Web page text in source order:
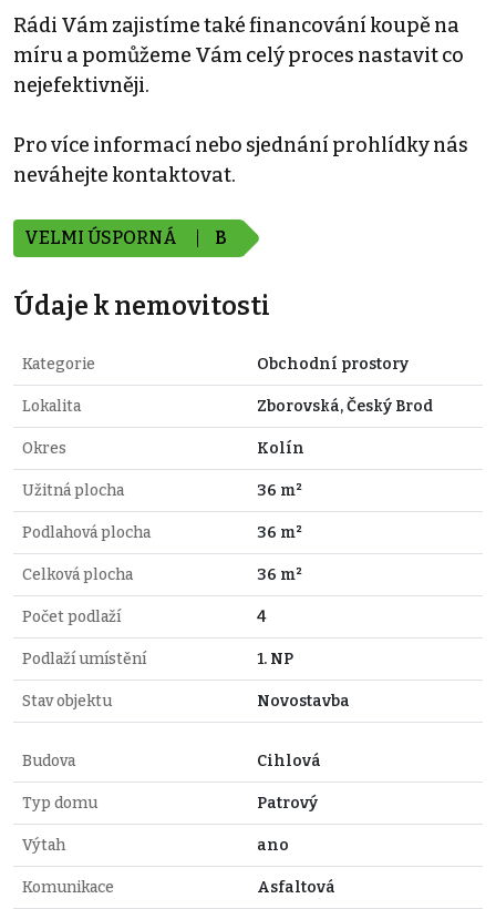
Rádi Vám zajistíme také financování koupě na
míru a pomůžeme Vám celý proces nastavit co
nejefektivněji.
Pro více informací nebo sjednání prohlídky nás
neváhejte kontaktovat.
VELMI ÚSPORNÁ B
Údaje k nemovitosti
Kategorie Obchodní prostory
Lokalita Zborovská, Český Brod
Okres Kolín
Užitná plocha 36 m²
Podlahová plocha 36 m²
Celková plocha 36 m²
Počet podlaží 4
Podlaží umístění 1. NP
Stav objektu Novostavba
Budova Cihlová
Typ domu Patrový
Výtah ano
Komunikace Asfaltová